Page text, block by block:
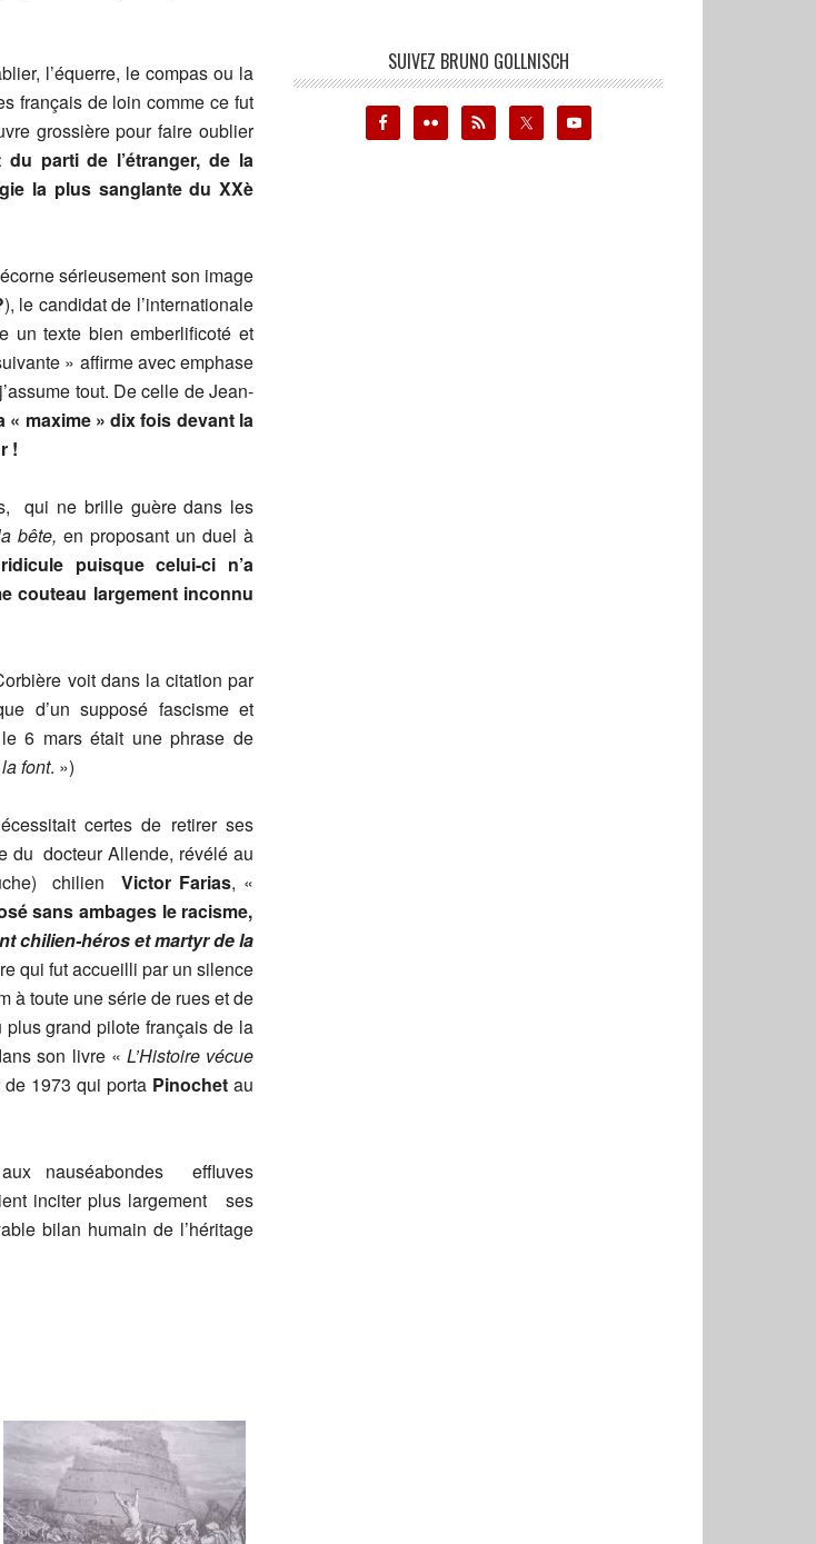
l’équerre, le compas ou la
français de loin comme ce fut
grossière pour faire oublier
parti de l’étranger, de la
la plus sanglante du XXè
sérieusement son image
), le candidat de l’internationale
un texte bien emberlificoté et
» affirme avec emphase
tout. De celle de Jean-
« maxime » dix fois devant la
!
qui ne brille guère dans les
bête, en proposant un duel à
puisque celui-ci n’a
couteau largement inconnu
voit dans la citation par
d’un supposé fascisme et
6 mars était une phrase de
font. »)
certes de retirer ses
du docteur Allende, révélé au
chilien Victor Farias, «
sans ambages le racisme,
chilien-héros et martyr de la
qui fut accueilli par un silence
à toute une série de rues et de
grand pilote français de la
son livre « L’Histoire vécue
de 1973 qui porta Pinochet au
aux nauséabondes effluves
inciter plus largement ses
bilan humain de l’héritage
SUIVEZ BRUNO GOLLNISCH